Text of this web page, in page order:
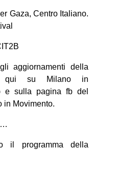
Gaza, Centro Italiano.
aggiornamenti della
qui su Milano in
e sulla pagina fb del
in Movimento.
il programma della